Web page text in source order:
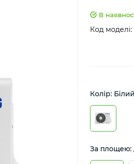
В
Код моделі:
Колір:
За площею: